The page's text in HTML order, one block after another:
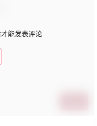
能发表评论